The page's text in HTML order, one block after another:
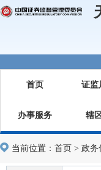
首页 证监
办事服务 辖
当前位置： 首页 > 政务